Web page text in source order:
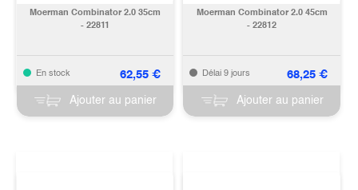
Moerman Combinator 2.0 35cm
- 22811
En stock 62,55€
Ajouter au panier
Moerman Combinator 2.0 45cm
- 22812
Délai 9 jours 68,25€
Ajouter au panier